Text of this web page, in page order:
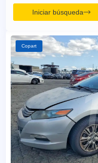
Iniciar búsqueda
Copart